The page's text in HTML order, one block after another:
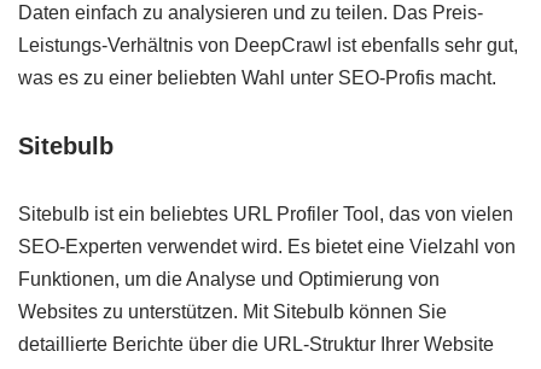
Daten einfach zu analysieren und zu teilen. Das Preis-
Leistungs-Verhältnis von DeepCrawl ist ebenfalls sehr gut,
was es zu einer beliebten Wahl unter SEO-Profis macht.
Sitebulb
Sitebulb ist ein beliebtes URL Profiler Tool, das von vielen
SEO-Experten verwendet wird. Es bietet eine Vielzahl von
Funktionen, um die Analyse und Optimierung von
Websites zu unterstützen. Mit Sitebulb können Sie
detaillierte Berichte über die URL-Struktur Ihrer Website